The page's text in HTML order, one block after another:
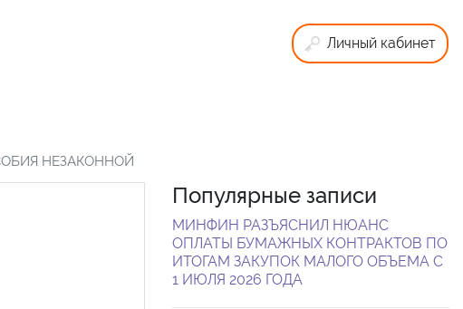
Личный кабинет
НЕЗАКОННОЙ
Популярные записи
МИНФИН РАЗЪЯСНИЛ НЮАНС
ОПЛАТЫ БУМАЖНЫХ КОНТРАКТОВ ПО
ИТОГАМ ЗАКУПОК МАЛОГО ОБЪЕМА С
1 ИЮЛЯ 2026 ГОДА